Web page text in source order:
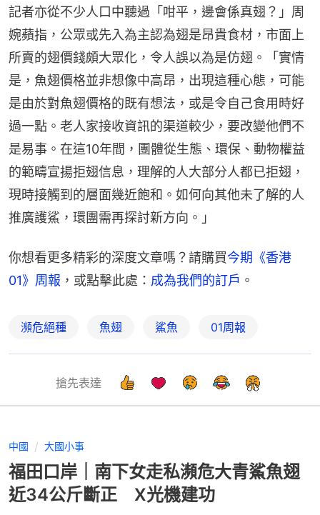
記者亦從不少人口中聽過「咁平，邊會係真翅？」周
婉蘋指，公眾或先入為主認為翅是昂貴食材，市面上
所賣的翅價錢頗大眾化，令人誤以為是仿翅。「實情
是，魚翅價格並非想像中高昂，出現這種心態，可能
是由於對魚翅價格的既有想法，或是令自己食用時好
過一點。老人家接收資訊的渠道較少，要改變他們不
是易事。在這10年間，團體從生態、環保、動物權益
的範疇宣揚拒翅信息，理解的人大部分人都已拒翅，
現時接觸到的層面幾近飽和。如何向其他未了解的人
推廣護鯊，環團需再探討新方向。」
你想看更多精彩的深度文章嗎？請購買今期《香港
01》周報 ，或點擊此處： 成為我們的訂戶 。
瀕危絕種 魚翅 鯊魚 01周報
搶先表達
中國 大國小事
福田口岸｜南下女走私瀕危大青鯊魚翅
近34公斤斷正 X光機建功